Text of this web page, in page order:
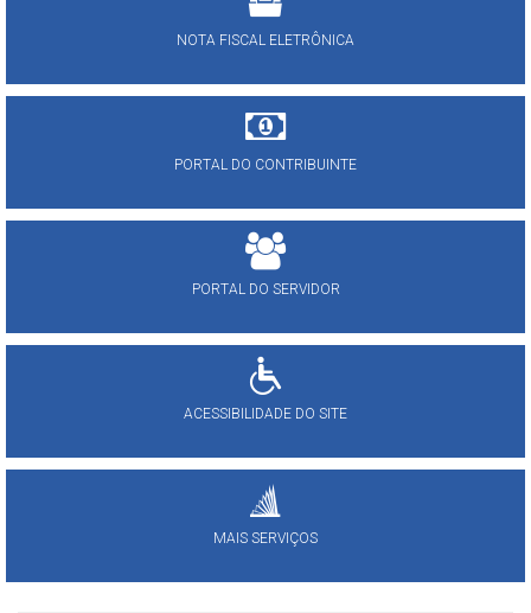
NOTA FISCAL ELETRÔNICA
PORTAL DO CONTRIBUINTE
PORTAL DO SERVIDOR
ACESSIBILIDADE DO SITE
MAIS SERVIÇOS